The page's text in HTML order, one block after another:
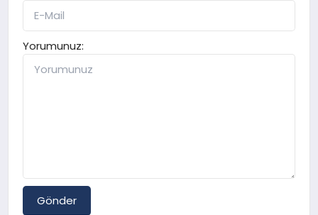
Yorumunuz:
Gönder